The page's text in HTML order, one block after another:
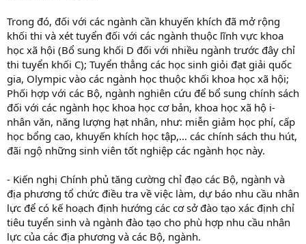
Trong đó, đối với các ngành cần khuyến khích đã mở rộng
khối thi và xét tuyển đối với các ngành thuộc lĩnh vực khoa
học xã hội (Bổ sung khối D đối với nhiều ngành trước đây chỉ
thi tuyển khối C); Tuyển thẳng các học sinh giỏi đạt giải quốc
gia, Olympic vào các ngành học thuộc khối khoa học xã hội;
Phối hợp với các Bộ, ngành nghiên cứu để bổ sung chính sách
đối với các ngành học khoa học cơ bản, khoa học xã hộ i-
nhân văn, năng lượng hạt nhân, như: miễn giảm học phí, cấp
học bổng cao, khuyến khích học tập,… các chính sách thu hút,
đãi ngộ những sinh viên tốt nghiệp các ngành học này.
- Kiến nghị Chính phủ tăng cường chỉ đạo các Bộ, ngành và
địa phương tổ chức điều tra về việc làm, dự báo nhu cầu nhân
lực để có kế hoạch định hướng các cơ sở đào tạo xác định chỉ
tiêu tuyển sinh và ngành đào tạo cho phù hợp nhu cầu nhân
lực của các địa phương và các Bộ, ngành.